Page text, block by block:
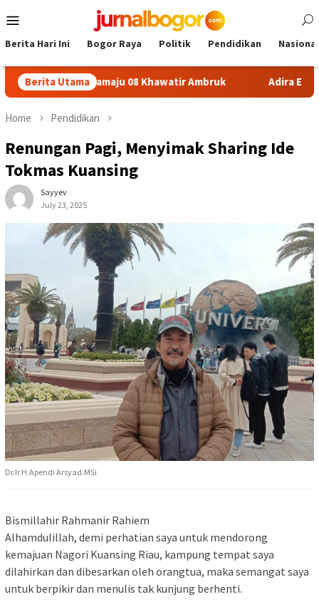
to
Menu
Berita Hari Ini Bogor Raya Politik Pendidikan Nasional
Berita Utama
Sukamaju 08 Khawatir Ambruk Adira Expo Merdeka
Home Pendidikan
Renungan Pagi, Menyimak Sharing Ide
Tokmas Kuansing
Sayyev
July 23, 2025
Dr.Ir.H.Apendi Arsyad.MSi
Bismillahir Rahmanir Rahiem
Alhamdulillah, demi perhatian saya untuk mendorong
kemajuan Nagori Kuansing Riau, kampung tempat saya
dilahirkan dan dibesarkan oleh orangtua, maka semangat saya
untuk berpikir dan menulis tak kunjung berhenti.